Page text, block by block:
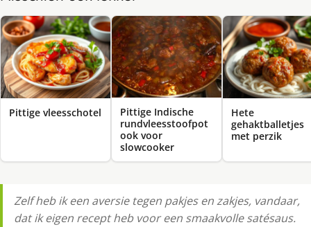
Pittige vleesschotel
Pittige Indische
rundvleesstoofpot
ook voor
slowcooker
Hete
gehaktballetjes
met perzik
Zelf heb ik een aversie tegen pakjes en zakjes, vandaar,
dat ik eigen recept heb voor een smaakvolle satésaus.